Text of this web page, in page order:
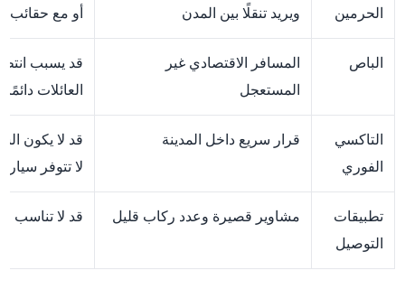
الحرمين
ويريد تنقلًا بين المدن
أو مع حقائب
الباص
المسافر الاقتصادي غير
المستعجل
قد يسبب
العائلات دائمًا
التاكسي
الفوري
قرار سريع داخل المدينة
قد لا يكون
لا تتوفر
تطبيقات
التوصيل
مشاوير قصيرة وعدد ركاب قليل قد لا تناسب